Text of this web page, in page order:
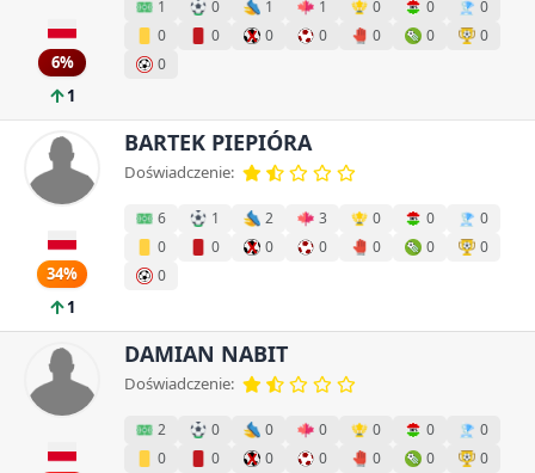
6%
1
1 0 1 1 0 0
0
0
0 0 0 0 0
0
0
34%
1
BARTEK PIEPIÓRA
Doświadczenie:
6 1 2 3 0 0
0
0
0 0 0 0 0
0
0
DAMIAN NABIT
Doświadczenie:
2 0 0 0 0 0
0
0
0 0 0 0 0 0